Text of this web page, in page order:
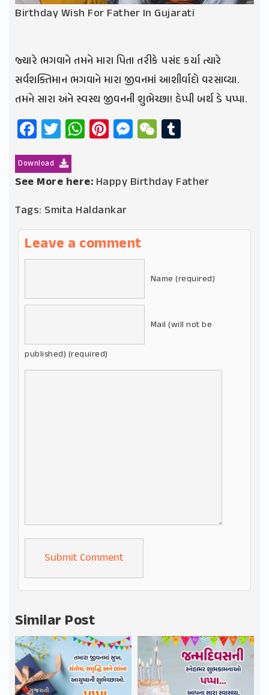
Birthday Wish For Father In Gujarati
જ્યારે ભગવાને તમને મારા પિતા તરીકે પસંદ કર્યા ત્યારે
સર્વશક્તિમાન ભગવાને મારા જીવનમાં આશીર્વાદો વરસાવ્યા.
તમને સારા અને સ્વસ્થ જીવનની શુભેચ્છા! હેપ્પી બર્થ ડે પપ્પા.
Facebook
Twitter
WhatsApp
Pinterest
Messenger
WeChat
Download
See More here: Happy Birthday Father
Tags: Smita Haldankar
Leave a comment
Name (required)
Mail (will not be
published) (required)
Alternative:
Similar Post